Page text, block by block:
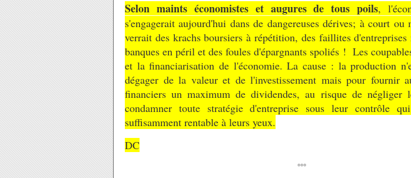
Selon maints économistes et augures de tous poils,
s'engagerait aujourd'hui dans de dangereuses dérives; à court ou
verrait des krachs boursiers à répétition, des faillites
banques en péril et des foules d'épargnants spoliés ! Les
et la financiarisation de l'économie. La cause : la production
dégager de la valeur et de l'investissement mais pour fournir
financiers un maximum de dividendes, au risque de négliger
condamner toute stratégie d'entreprise sous leur contrôle
suffisamment rentable à leurs yeux.
DC
°°°